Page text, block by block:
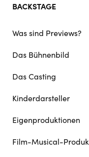
BACKSTAGE
Was sind Previews?
Das Bühnenbild
Das Casting
Kinderdarsteller
Eigenproduktionen
Film-Musical-